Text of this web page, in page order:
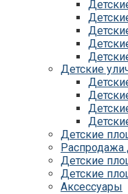
Детские
Детские
Распродажа
Детские
Детские
Аксессуары